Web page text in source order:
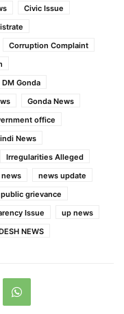
Civic Issue
Corruption Complaint
DM Gonda
Gonda News
office
News
Irregularities Alleged
news update
public grievance
Issue
up news
NEWS